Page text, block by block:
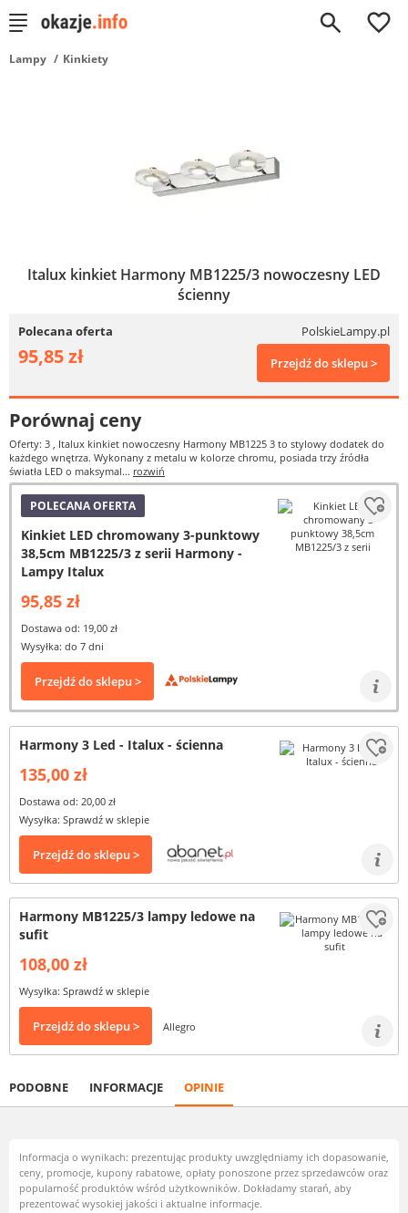
0
Lampy Kinkiety
Italux kinkiet Harmony MB1225/3 nowoczesny LED
ścienny
Polecana oferta PolskieLampy.pl
95,85 zł Przejdź do sklepu >
Porównaj ceny
Oferty: 3 , Italux kinkiet nowoczesny Harmony MB1225 3 to stylowy dodatek do
każdego wnętrza. Wykonany z metalu w kolorze chromu, posiada trzy źródła
światła LED o maksymal... rozwiń
POLECANA OFERTA
Kinkiet LED chromowany 3-punktowy
38,5cm MB1225/3 z serii Harmony -
Lampy Italux
95,85 zł
Dostawa od: 19,00 zł
Wysyłka: do 7 dni
Przejdź do sklepu >
Harmony 3 Led - Italux - ścienna
135,00 zł
Dostawa od: 20,00 zł
Wysyłka: Sprawdź w sklepie
Przejdź do sklepu >
Harmony MB1225/3 lampy ledowe na
sufit
108,00 zł
Wysyłka: Sprawdź w sklepie
Przejdź do sklepu > Allegro
PODOBNE INFORMACJE OPINIE
Informacja o wynikach: prezentując produkty uwzględniamy ich dopasowanie,
ceny, promocje, kupony rabatowe, opłaty ponoszone przez sprzedawców oraz
popularność produktów wśród użytkowników. Dokładamy starań, aby
prezentować wysokiej jakości i aktualne informacje.